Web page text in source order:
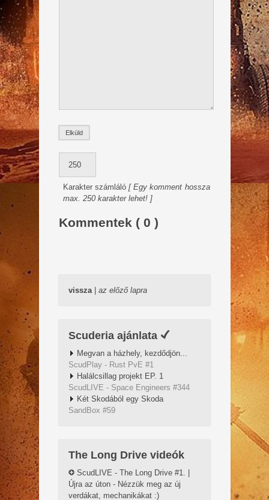
Karakter számláló [ Egy komment hossza
max. 250 karakter lehet! ]
Kommentek ( 0 )
vissza| az előző lapra
Scuderia ajánlata
Megvan a házhely, kezdődjön...
ScudPlay - Rust PvE #1
Halálcsillag projekt EP. 1
ScudLIVE - Space Engineers #344
Két Skodából egy Skoda
SandBox #59
The Long Drive videók
ScudLIVE - The Long Drive #1. |
Újra az úton - Nézzük meg az új
verdákat, mechanikákat :)